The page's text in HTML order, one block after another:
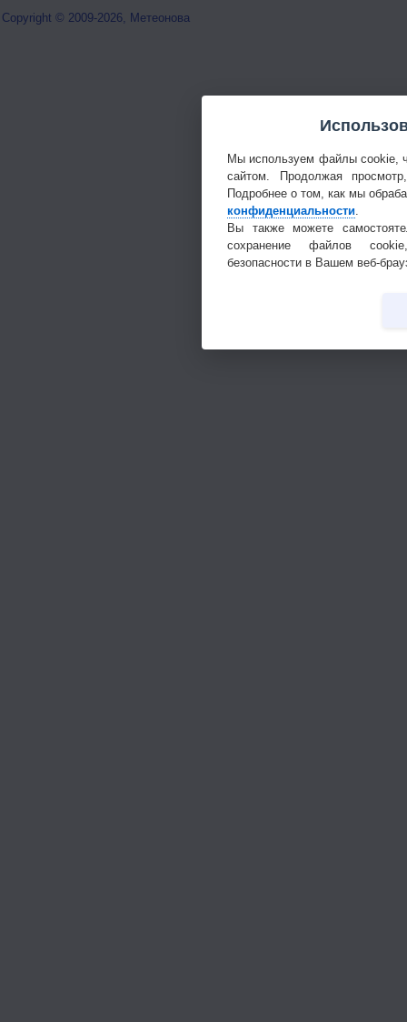
Copyright © 2009-2026, Метеонова
Мы используем файлы cookie,
сайтом. Продолжая
Подробнее о том, как мы
конфиденциальности
Вы также можете
сохранение файлов
безопасности в Вашем веб-